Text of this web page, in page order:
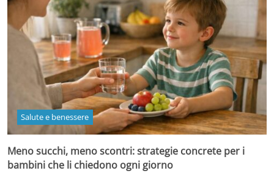
Salute e benessere
Meno succhi, meno scontri: strategie concrete per i
bambini che li chiedono ogni giorno